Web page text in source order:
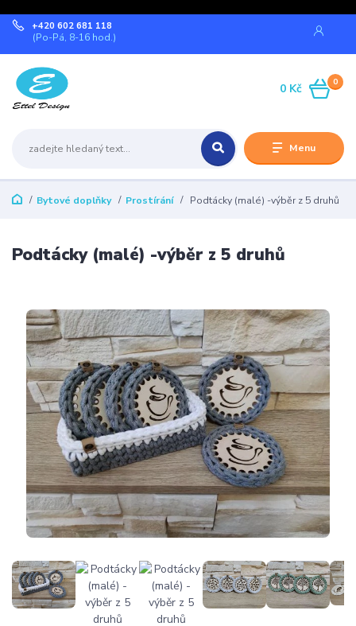
Menu
+420 602 681 118
(Po-Pá, 8-16 hod.)
0
0 Kč
Bytové doplňky Prostírání Podtácky (malé) -výběr z 5 druhů
Podtácky (malé) -výběr z 5 druhů